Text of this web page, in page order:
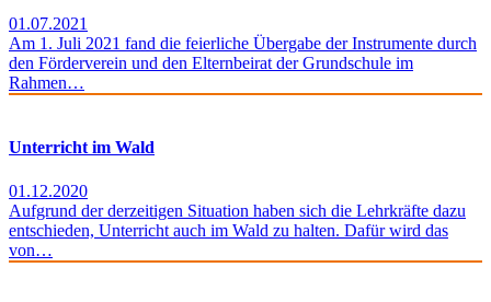
01.07.2021
Am 1. Juli 2021 fand die feierliche Übergabe der Instrumente durch
den Förderverein und den Elternbeirat der Grundschule im
Rahmen…
Unterricht im Wald
01.12.2020
Aufgrund der derzeitigen Situation haben sich die Lehrkräfte dazu
entschieden, Unterricht auch im Wald zu halten. Dafür wird das
von…